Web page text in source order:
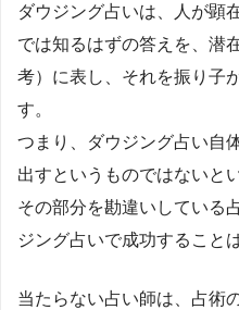
ダウジング占いは、人が顕
では知るはずの答えを、潜
考）に表し、それを振り子
す。
つまり、ダウジング占い自
出すというものではないと
その部分を勘違いしている
ジング占いで成功すること
当たらない占い師は、占術